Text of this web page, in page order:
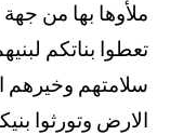
ملأوها بها من
تعطوا بناتكم
سلامتهم وخيرهم
الارض وتورثوا